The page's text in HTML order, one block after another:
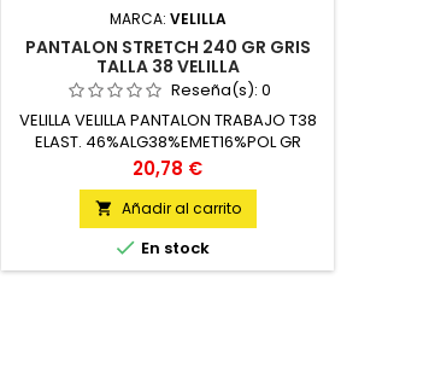
MARCA: VELILLA
PANTALON STRETCH 240 GR GRIS
TALLA 38 VELILLA
Reseña(s): 0
VELILLA VELILLA PANTALON TRABAJO T38
ELAST. 46%ALG38%EMET16%POL GR
STRETCH UNIDAD
Precio
20,78 €
 Añadir al carrito
 En stock